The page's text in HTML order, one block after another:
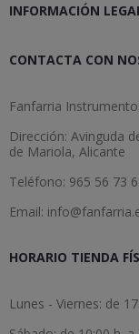
INFORMACIÓN
CONTACTA CON
Fanfarria
Dirección: Avinguda
de Mariola, Alicante
Teléfono: 965 56 73
Email:
HORARIO TIENDA
Lunes - Viernes: de